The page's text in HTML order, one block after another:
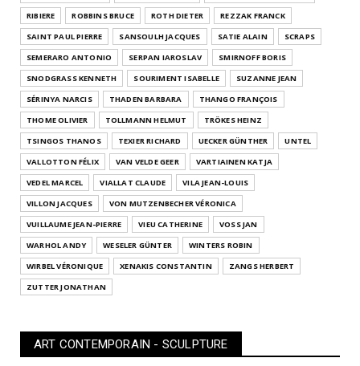
RIBIERE ROBBINS BRUCE ROTH DIETER
REZZAK FRANCK
SAINT PAUL PIERRE
SANSOULH JACQUES SATIE ALAIN
SCRAPS
SEMERARO ANTONIO
SERPAN IAROSLAV
SMIRNOFF BORIS
SNODGRASS KENNETH
SOURIMENT ISABELLE
SUZANNE JEAN
SÉRINYA NARCIS
THADEN BARBARA
THANGO FRANÇOIS
THOME OLIVIER
TOLLMANN HELMUT
TRÖKES HEINZ
TSINGOS THANOS
TEXIER RICHARD UECKER GÜNTHER
UNTEL
VALLOTTON FÉLIX
VAN VELDE GEER
VARTIAINEN KATJA
VEDEL MARCEL
VIALLAT CLAUDE
VILA JEAN-LOUIS
VILLON JACQUES
VON MUTZENBECHER VÉRONICA
VUILLAUME JEAN-PIERRE
VIEU CATHERINE
VOSS JAN
WARHOL ANDY
WESELER GÜNTER
WINTERS ROBIN
WIRBEL VÉRONIQUE
XENAKIS CONSTANTIN
ZANGS HERBERT
ZUTTER JONATHAN
ART CONTEMPORAIN - SCULPTURE